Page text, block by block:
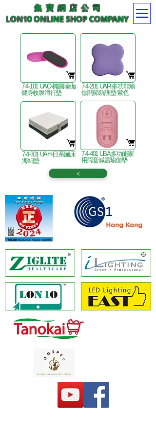
集 寶 網 店 公 司
LON10 ONLINE SHOP COMPANY
7-4-101 UAO-橢圓瑜伽
健身收腹滑行墊
7-4-201 UAR-多功能瑜
伽關節防護墊-紫色
7-4-301 UAH-日系蹦床
海綿墊
7-4-401 UBA多功能家
用隔音減震瑜伽墊
<